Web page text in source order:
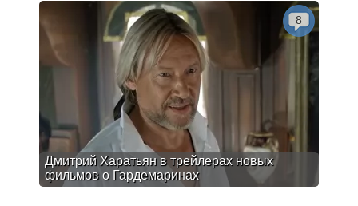
Дмитрий Харатьян в трейлерах новых
фильмов о Гардемаринах
8